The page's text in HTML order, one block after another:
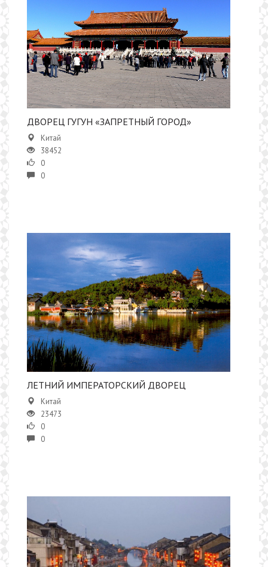
​ДВОРЕЦ ГУГУН «ЗАПРЕТНЫЙ ГОРОД»
Китай
38452
0
0
ЛЕТНИЙ ИМПЕРАТОРСКИЙ ДВОРЕЦ
Китай
23473
0
0